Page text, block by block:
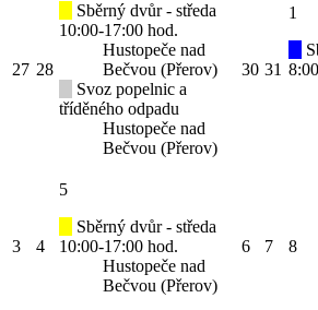
27 28
Sběrný dvůr - středa
10:00-17:00 hod.
Hustopeče nad
Bečvou (Přerov)
Svoz popelnic a
tříděného odpadu
Hustopeče nad
Bečvou (Přerov)
30 31
1
3 4
5
Sběrný dvůr - středa
10:00-17:00 hod.
Hustopeče nad
Bečvou (Přerov)
6 7 8